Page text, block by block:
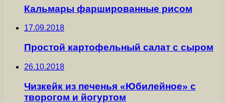
Кальмары фаршированные рисом
17.09.2018
Простой картофельный салат с сыром
26.10.2018
Чизкейк из печенья «Юбилейное» с
творогом и йогуртом